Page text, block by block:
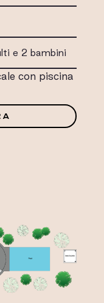
e 2 bambini
con piscina